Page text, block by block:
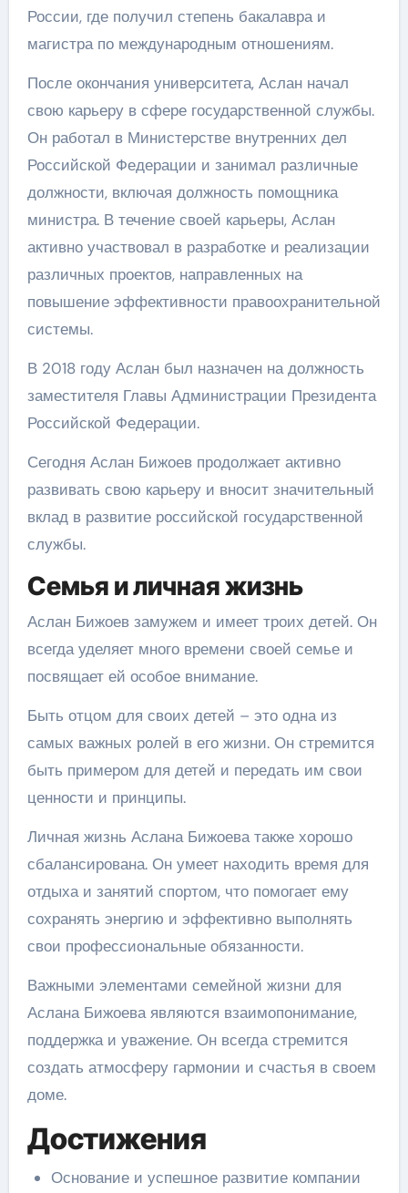
России, где получил степень бакалавра и
магистра по международным отношениям.
После окончания университета, Аслан начал
свою карьеру в сфере государственной службы.
Он работал в Министерстве внутренних дел
Российской Федерации и занимал различные
должности, включая должность помощника
министра. В течение своей карьеры, Аслан
активно участвовал в разработке и реализации
различных проектов, направленных на
повышение эффективности правоохранительной
системы.
В 2018 году Аслан был назначен на должность
заместителя Главы Администрации Президента
Российской Федерации.
Сегодня Аслан Бижоев продолжает активно
развивать свою карьеру и вносит значительный
вклад в развитие российской государственной
службы.
Семья и личная жизнь
Аслан Бижоев замужем и имеет троих детей. Он
всегда уделяет много времени своей семье и
посвящает ей особое внимание.
Быть отцом для своих детей – это одна из
самых важных ролей в его жизни. Он стремится
быть примером для детей и передать им свои
ценности и принципы.
Личная жизнь Аслана Бижоева также хорошо
сбалансирована. Он умеет находить время для
отдыха и занятий спортом, что помогает ему
сохранять энергию и эффективно выполнять
свои профессиональные обязанности.
Важными элементами семейной жизни для
Аслана Бижоева являются взаимопонимание,
поддержка и уважение. Он всегда стремится
создать атмосферу гармонии и счастья в своем
доме.
Достижения
Основание и успешное развитие компании